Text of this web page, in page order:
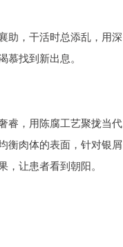
助，干活时总添乱，用深
找到新出息。
睿，用陈腐工艺聚拢当代
衡肉体的表面，针对银屑
让患者看到朝阳。